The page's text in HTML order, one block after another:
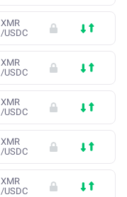
XMR
/USDC
XMR
/USDC
XMR
/USDC
XMR
/USDC
XMR
/USDC